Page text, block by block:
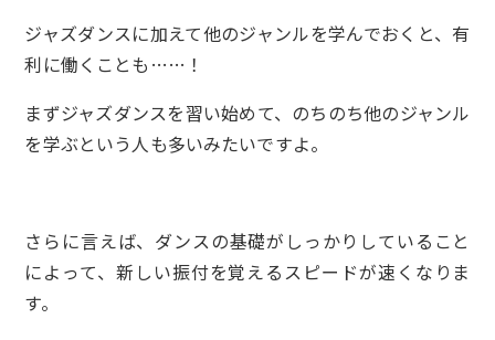
ジャズダンスに加えて他のジャンルを学んでおくと、有
利に働くことも……！
まずジャズダンスを習い始めて、のちのち他のジャンル
を学ぶという人も多いみたいですよ。
さらに言えば、ダンスの基礎がしっかりしていること
によって、新しい振付を覚えるスピードが速くなりま
す。